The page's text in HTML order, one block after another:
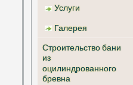
Услуги
Проектирование
Галерея
Производство
Видеоотзыв
Строительство бани
из
оцилиндрованного
бревна